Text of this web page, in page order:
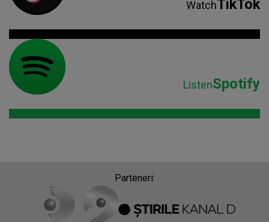
WatchTikTok
ListenSpotify
Parteneri: